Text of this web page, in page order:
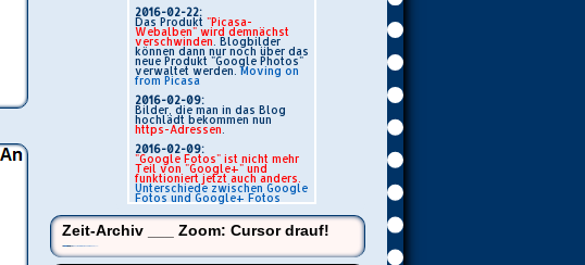
2016-02-22:
Das Produkt "Picasa-
Webalben" wird demnächst
verschwinden . Blogbilder
können dann nur noch über das
neue Produkt "Google Photos"
verwaltet werden.Moving on
from Picasa
2016-02-09:
Bilder, die man in das Blog
hochlädt bekommen nun
https-Adressen
2016-02-09:
"Google Fotos" ist nicht mehr
Teil von "Google+" und
funktioniert jetzt auch anders.
Unterschiede zwischen Google
Fotos und Google+ Fotos
Zeit-Archiv ___ Zoom: Cursor drauf!